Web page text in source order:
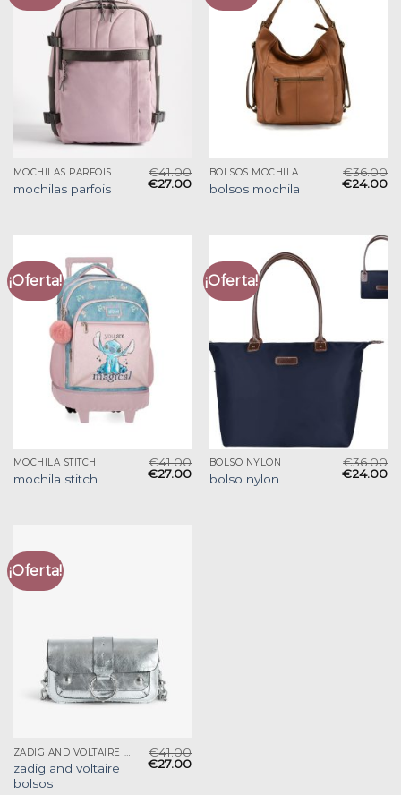
MOCHILAS PARFOIS
mochilas parfois
€41.00
€27.00
BOLSOS MOCHILA
bolsos mochila
€36.00
€24.00
¡Oferta!
MOCHILA STITCH
mochila stitch
€41.00
€27.00
¡Oferta!
BOLSO NYLON
bolso nylon
€36.00
€24.00
¡Oferta!
ZADIG AND VOLTAIRE BOLSOS
zadig and voltaire
bolsos
€41.00
€27.00